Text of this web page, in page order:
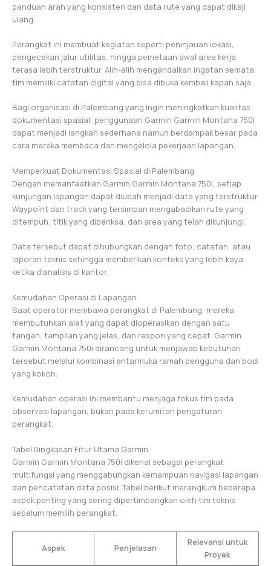
panduan arah yang konsisten dan data rute yang dapat dikaji
ulang.
Perangkat ini membuat kegiatan seperti peninjauan lokasi,
pengecekan jalur utilitas, hingga pemetaan awal area kerja
terasa lebih terstruktur. Alih-alih mengandalkan ingatan semata,
tim memiliki catatan digital yang bisa dibuka kembali kapan saja.
Bagi organisasi di Palembang yang ingin meningkatkan kualitas
dokumentasi spasial, penggunaan Garmin Garmin Montana 750i
dapat menjadi langkah sederhana namun berdampak besar pada
cara mereka membaca dan mengelola pekerjaan lapangan.
Memperkuat Dokumentasi Spasial di Palembang
Dengan memanfaatkan Garmin Garmin Montana 750i, setiap
kunjungan lapangan dapat diubah menjadi data yang terstruktur.
Waypoint dan track yang tersimpan mengabadikan rute yang
ditempuh, titik yang diperiksa, dan area yang telah dikunjungi.
Data tersebut dapat dihubungkan dengan foto, catatan, atau
laporan teknis sehingga memberikan konteks yang lebih kaya
ketika dianalisis di kantor.
Kemudahan Operasi di Lapangan
Saat operator membawa perangkat di Palembang, mereka
membutuhkan alat yang dapat dioperasikan dengan satu
tangan, tampilan yang jelas, dan respon yang cepat. Garmin
Garmin Montana 750i dirancang untuk menjawab kebutuhan
tersebut melalui kombinasi antarmuka ramah pengguna dan bodi
yang kokoh.
Kemudahan operasi ini membantu menjaga fokus tim pada
observasi lapangan, bukan pada kerumitan pengaturan
perangkat.
Tabel Ringkasan Fitur Utama Garmin
Garmin Garmin Montana 750i dikenal sebagai perangkat
multifungsi yang menggabungkan kemampuan navigasi lapangan
dan pencatatan data posisi. Tabel berikut merangkum beberapa
aspek penting yang sering dipertimbangkan oleh tim teknis
sebelum memilih perangkat.
Aspek Penjelasan
Relevansi untuk
Proyek